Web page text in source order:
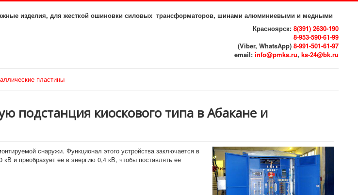
изделия, для жесткой ошиновки силовых трансформаторов, шинами алюминиевыми и медными
Красноярск: 8(391) 2630-190
8-953-590-61-99
(Viber, WhatsApp) 8-991-501-61-97
email: info@pmks.ru, ks-24@bk.ru
пластины
подстанция киоскового типа в Абакане и
снаружи. Функционал этого устройства заключается в
и преобразует ее в энергию 0,4 кВ, чтобы поставлять ее